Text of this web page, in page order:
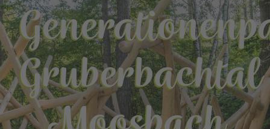
Gruberbachtal